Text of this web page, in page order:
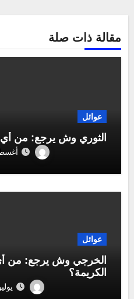
مقالة ذات صلة
عوائل
الثوري وش يرجع: من أي
أغسطس
عوائل
الخرجي وش يرجع: من أي
الكريمة؟
يوليو